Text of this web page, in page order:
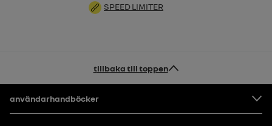
SPEED LIMITER
tillbaka till toppen
Footer
användarhandböcker